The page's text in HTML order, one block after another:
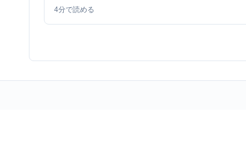
4分で読める